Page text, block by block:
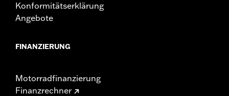
Konformitätserklärung
Angebote
FINANZIERUNG
Motorradfinanzierung
Finanzrechner